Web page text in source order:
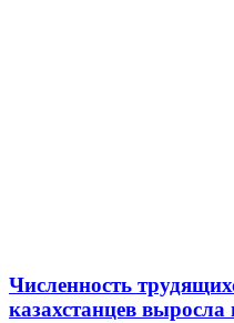
Численность
казахстанцев выросла